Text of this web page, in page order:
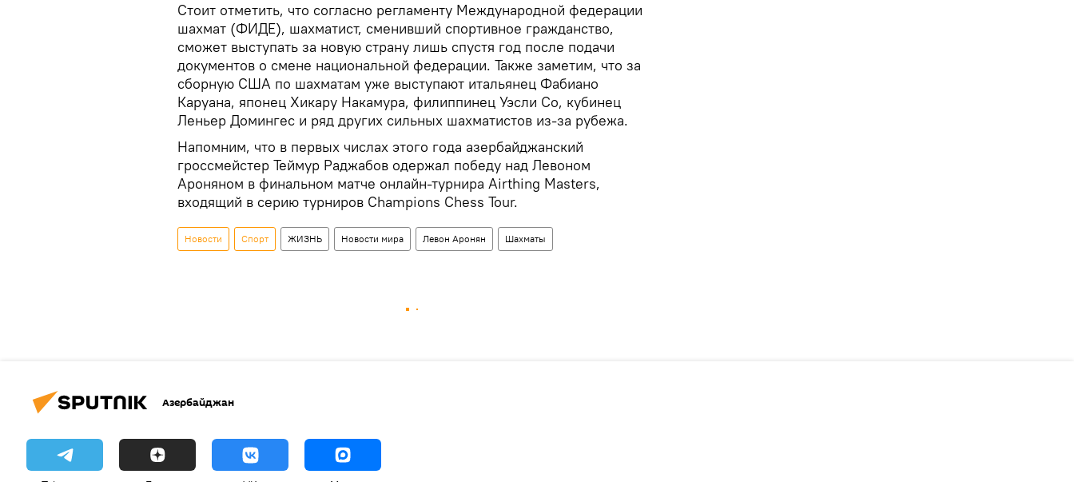
Стоит отметить, что согласно регламенту Международной федерации
шахмат (ФИДЕ), шахматист, сменивший спортивное гражданство,
сможет выступать за новую страну лишь спустя год после подачи
документов о смене национальной федерации. Также заметим, что за
сборную США по шахматам уже выступают итальянец Фабиано
Каруана, японец Хикару Накамура, филиппинец Уэсли Со, кубинец
Леньер Домингес и ряд других сильных шахматистов из-за рубежа.
Напомним, что в первых числах этого года азербайджанский
гроссмейстер Теймур Раджабов одержал победу над Левоном
Ароняном в финальном матче онлайн-турнира Airthing Masters,
входящий в серию турниров Champions Chess Tour.
Новости Спорт ЖИЗНЬ Новости мира Левон Аронян Шахматы
Азербайджан